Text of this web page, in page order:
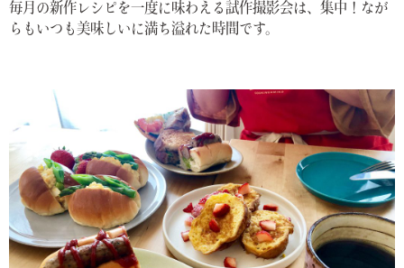
毎月の新作レシピを一度に味わえる試作撮影会は、集中！なが
らもいつも美味しいに満ち溢れた時間です。